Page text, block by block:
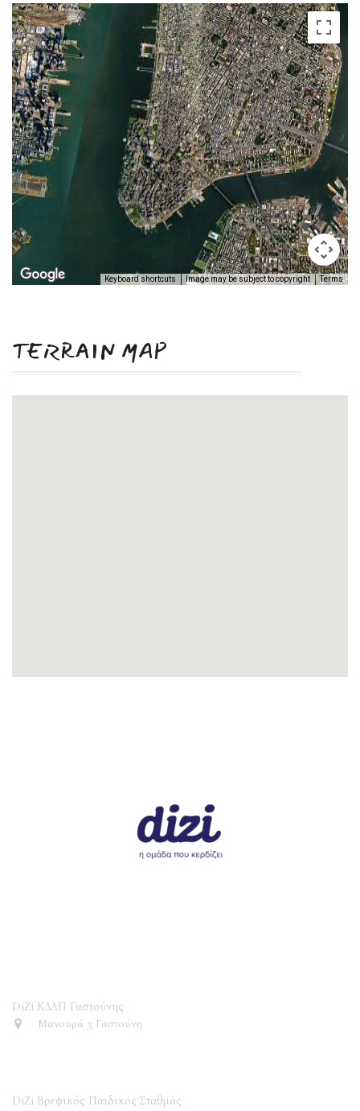
Keyboard shortcuts Image may be subject to copyright Terms
TERRAIN MAP
DiZi ΚΔΑΠ Γαστούνης
Μανουρά 3 Γαστούνη
DiZi Βρεφικός Παιδικός Σταθμός